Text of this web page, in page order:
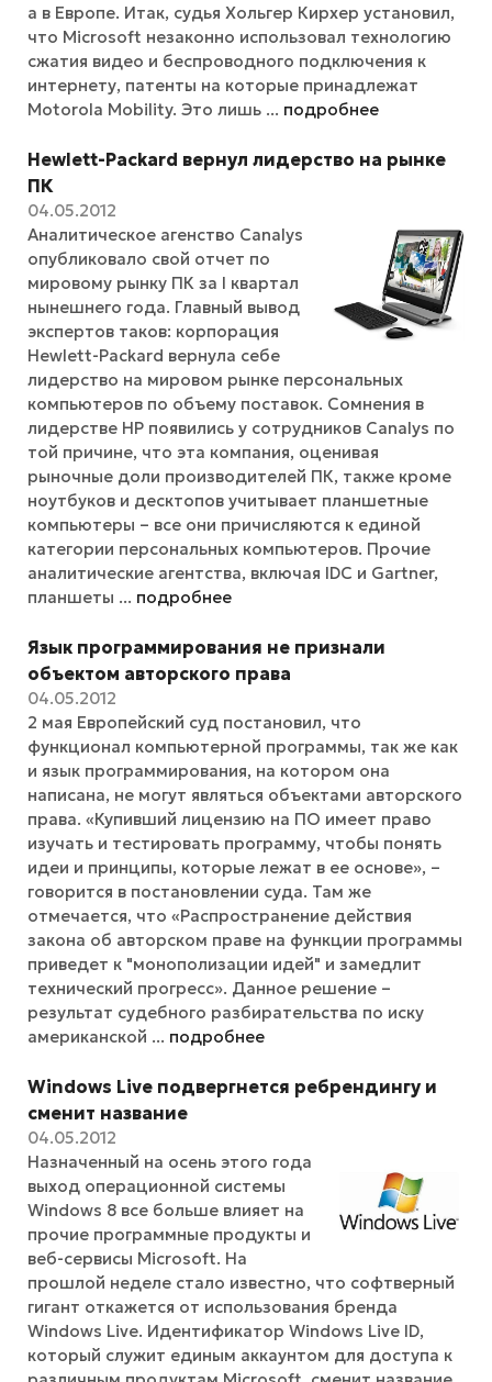
а в Европе. Итак, судья Хольгер Кирхер установил,
что Microsoft незаконно использовал технологию
сжатия видео и беспроводного подключения к
интернету, патенты на которые принадлежат
Motorola Mobility. Это лишь ... подробнее
Hewlett-Packard вернул лидерство на рынке
ПК
04.05.2012
Аналитическое агенство Canalys
опубликовало свой отчет по
мировому рынку ПК за I квартал
нынешнего года. Главный вывод
экспертов таков: корпорация
Hewlett-Packard вернула себе
лидерство на мировом рынке персональных
компьютеров по объему поставок. Сомнения в
лидерстве НР появились у сотрудников Canalys по
той причине, что эта компания, оценивая
рыночные доли производителей ПК, также кроме
ноутбуков и десктопов учитывает планшетные
компьютеры – все они причисляются к единой
категории персональных компьютеров. Прочие
аналитические агентства, включая IDC и Gartner,
планшеты ... подробнее
Язык программирования не признали
объектом авторского права
04.05.2012
2 мая Европейский суд постановил, что
функционал компьютерной программы, так же как
и язык программирования, на котором она
написана, не могут являться объектами авторского
права. «Купивший лицензию на ПО имеет право
изучать и тестировать программу, чтобы понять
идеи и принципы, которые лежат в ее основе», –
говорится в постановлении суда. Там же
отмечается, что «Распространение действия
закона об авторском праве на функции программы
приведет к "монополизации идей" и замедлит
технический прогресс». Данное решение –
результат судебного разбирательства по иску
американской ... подробнее
Windows Live подвергнется ребрендингу и
сменит название
04.05.2012
Назначенный на осень этого года
выход операционной системы
Windows 8 все больше влияет на
прочие программные продукты и
веб-сервисы Microsoft. На
прошлой неделе стало известно, что софтверный
гигант откажется от использования бренда
Windows Live. Идентификатор Windows Live ID,
который служит единым аккаунтом для доступа к